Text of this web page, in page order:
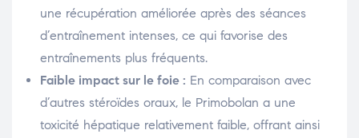
une récupération améliorée après des séances
d’entraînement intenses, ce qui favorise des
entraînements plus fréquents.
Faible impact sur le foie : En comparaison avec
d’autres stéroïdes oraux, le Primobolan a une
toxicité hépatique relativement faible, offrant ainsi